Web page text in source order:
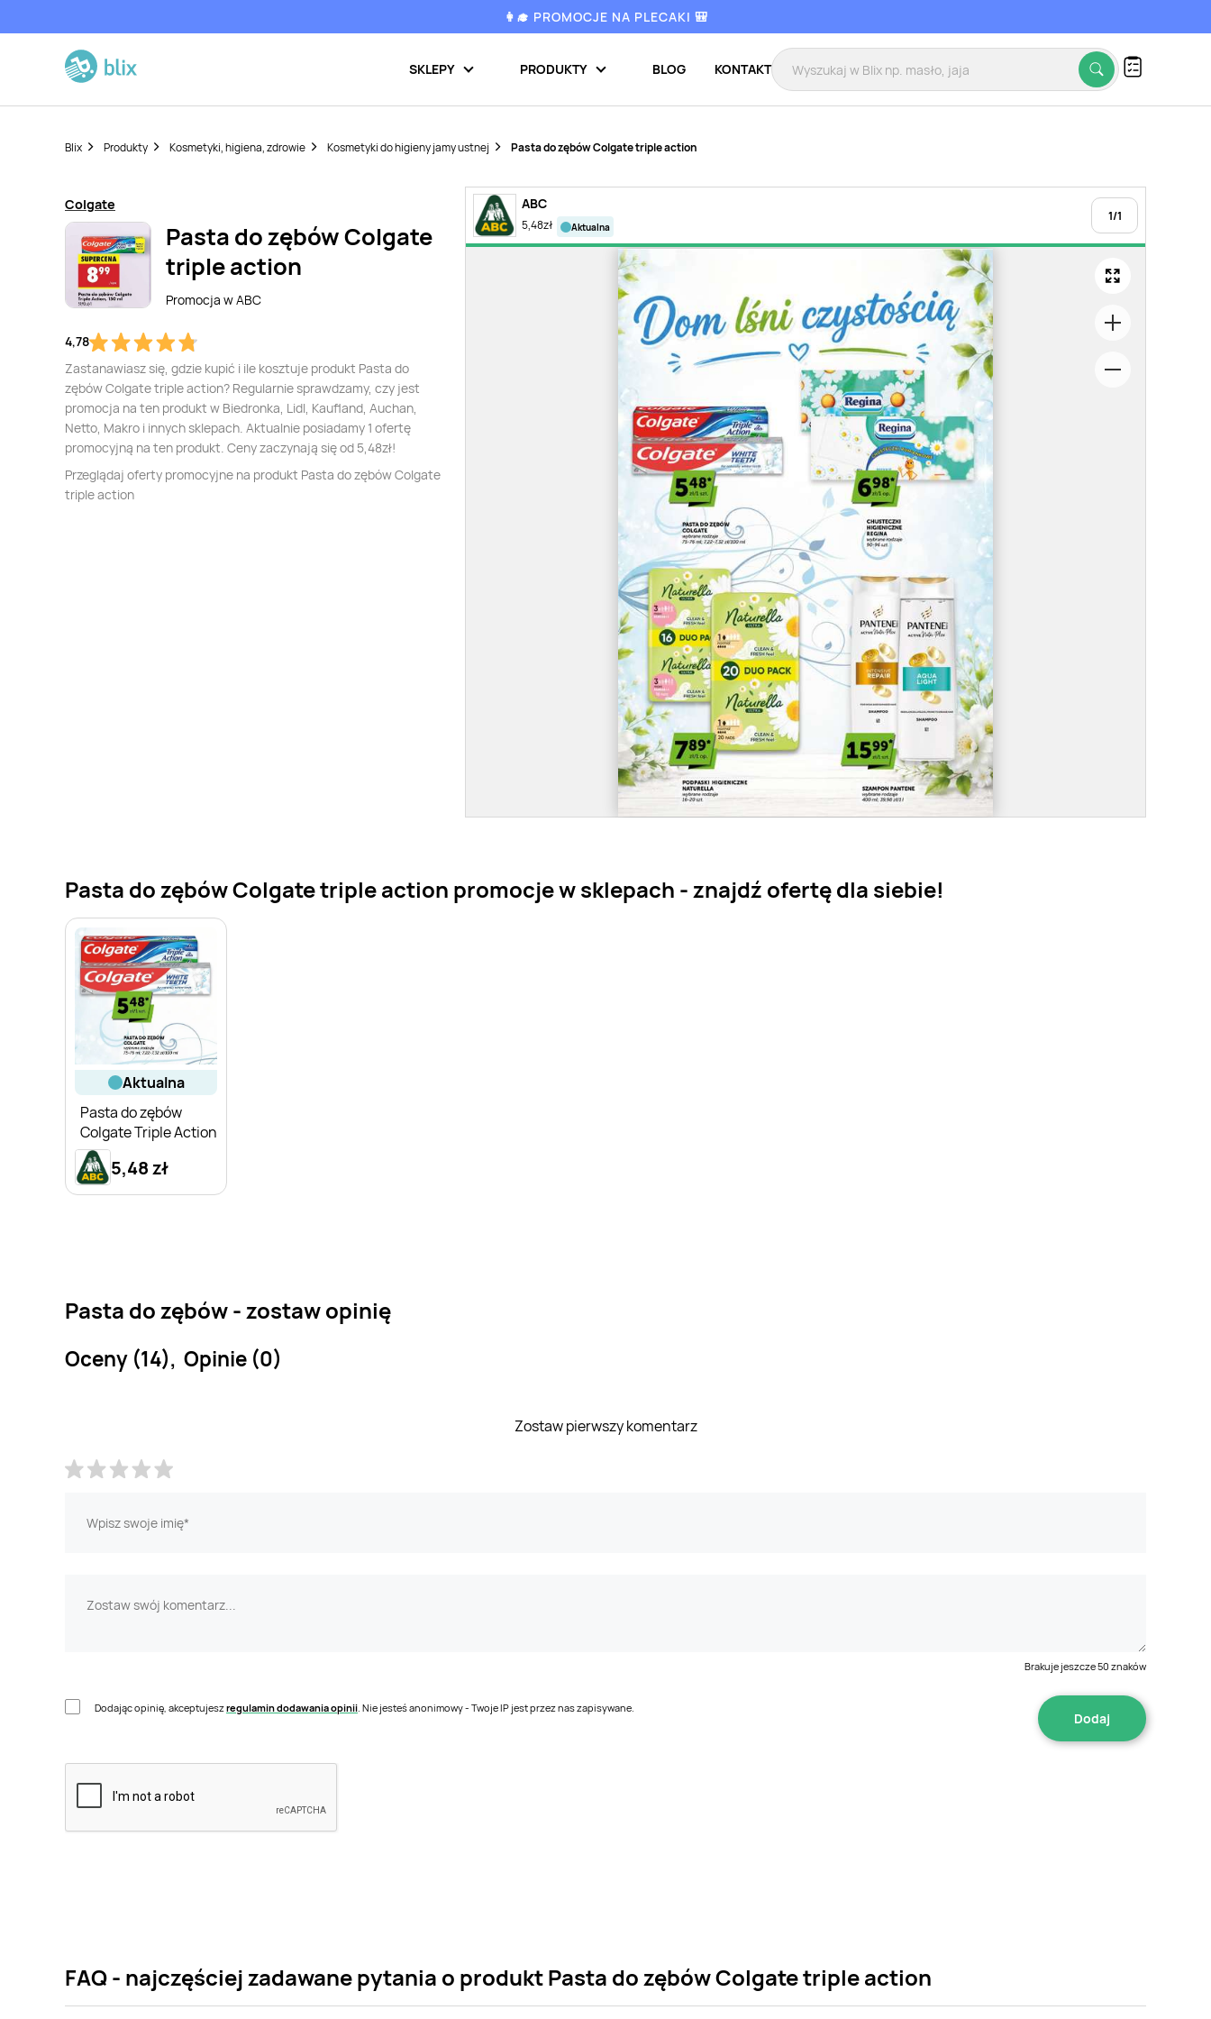
👩‍🎓 PROMOCJE NA PLECAKI 🎒
SKLEPY PRODUKTY BLOG KONTAKT
Blix Produkty Kosmetyki, higiena, zdrowie Kosmetyki do higieny jamy ustnej Pasta do zębów Colgate triple action
Colgate
Pasta do zębów Colgate
triple action
Promocja wABC
4,78
Zastanawiasz się, gdzie kupić i ile kosztuje produkt Pasta do
zębów Colgate triple action? Regularnie sprawdzamy, czy jest
promocja na ten produkt w Biedronka, Lidl, Kaufland, Auchan,
Netto, Makro i innych sklepach. Aktualnie posiadamy 1 ofertę
promocyjną na ten produkt. Ceny zaczynają się od 5,48zł!
Przeglądaj oferty promocyjne na produkt Pasta do zębów Colgate
triple action
ABC
5,48zł aktualna
1/1
Pasta do zębów Colgate triple action promocje w sklepach - znajdź ofertę dla siebie!
aktualna
Pasta do zębów
Colgate Triple Action
5,48 zł
Pasta do zębów - zostaw opinię
Oceny (14), Opinie (0)
Zostaw pierwszy komentarz
Brakuje jeszcze50 znaków
Dodając opinię, akceptujeszregulamin dodawania opinii . Nie jesteś anonimowy - Twoje IP jest przez nas zapisywane.
FAQ - najczęściej zadawane pytania o produkt Pasta do zębów Colgate triple action